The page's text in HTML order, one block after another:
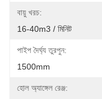
বায়ু খরচ:
16-40m3 / মিনিট
পাইপ দৈর্ঘ্য তুরপুন:
1500mm
হোল অ্যাঙ্গেল রেঞ্জ: